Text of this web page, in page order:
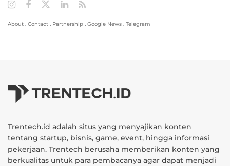
About . Contact . Partnership . Google News . Telegram
Trentech.id adalah situs yang menyajikan konten
tentang startup, bisnis, game, event, hingga informasi
pekerjaan. Trentech berusaha memberikan konten yang
berkualitas untuk para pembacanya agar dapat menjadi